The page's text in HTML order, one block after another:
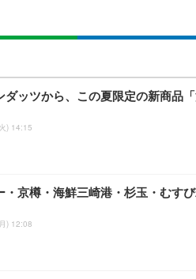
ダッツから、この夏限定の新商品「
) 14:15
・京樽・海鮮三崎港・杉玉・むす
) 12:08